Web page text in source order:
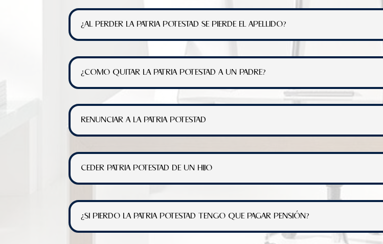
¿AL PERDER LA PATRIA POTESTAD SE PIERDE EL APELLIDO?
¿COMO QUITAR LA PATRIA POTESTAD A UN PADRE?
RENUNCIAR A LA PATRIA POTESTAD
CEDER PATRIA POTESTAD DE UN HIJO
¿SI PIERDO LA PATRIA POTESTAD TENGO QUE PAGAR PENSIÓN?